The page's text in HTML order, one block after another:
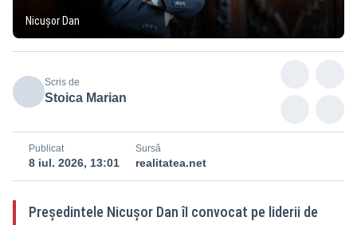
Nicușor Dan
Scris de
Stoica Marian
Publicat
8 iul. 2026, 13:01
Sursă
realitatea.net
Președintele Nicușor Dan îI convocat pe liderii de